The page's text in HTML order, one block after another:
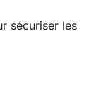
sécuriser les